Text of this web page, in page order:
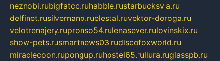
neznobi.rubigfatcc.ruhabble.rustarbucksvia.ru
delfinet.rusilvernano.ruelestal.ruvektor-doroga.ru
velotrenajery.rupronso54.rulenasever.rulovinskix.ru
show-pets.rusmartnews03.rudiscofoxworld.ru
miraclecoon.rupongup.ruhostel65.ruliura.ruglasspb.ru